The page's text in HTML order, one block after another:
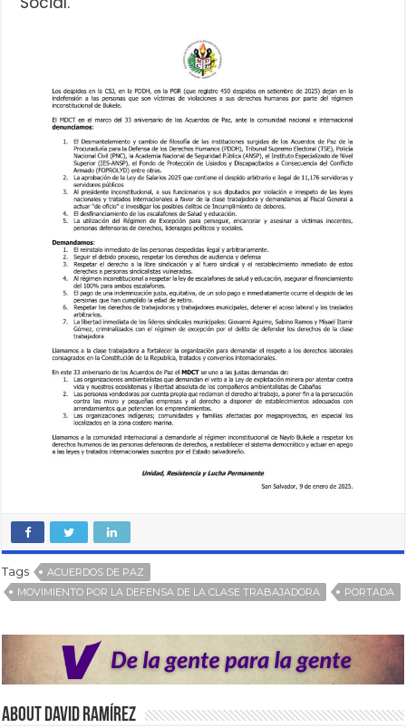
Tags
ACUERDOS DE PAZ
MOVIMIENTO POR LA DEFENSA DE LA CLASE TRABAJADORA
PORTADA
About David Ramírez